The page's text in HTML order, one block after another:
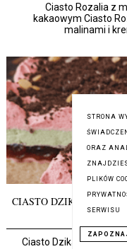
Ciasto Rozalia z
kakaowym Ciasto
malinami i
CIASTO DZIKA WIŚNIA
Ciasto Dzika Wiśnia z
STRONA
ORAZ
PLIKÓW
SERWISU